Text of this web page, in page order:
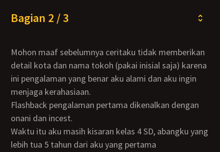
Bagian 2 / 3
Mohon maaf sebelumnya ceritaku tidak memberikan
detail kota dan nama tokoh (pakai inisial saja) karena
ini pengalaman yang benar aku alami dan aku ingin
menjaga kerahasiaan.
Flashback pengalaman pertama dikenalkan dengan
onani dan incest.
Waktu itu aku masih kisaran kelas 4 SD, abangku yang
lebih tua 5 tahun dari aku yang pertama